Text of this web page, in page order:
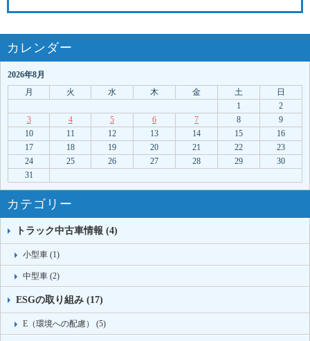
カレンダー
2026年8月
月
火 水 木 金 土
日
1
2
3
4 5 6 7 8
9
10
11 12 13 14 15
16
17
18 19 20 21 22
23
24
25 26 27 28 29
30
31
カテゴリー
トラック中古車情報 (4)
小型車 (1)
中型車 (2)
ESGの取り組み (17)
E（環境への配慮） (5)